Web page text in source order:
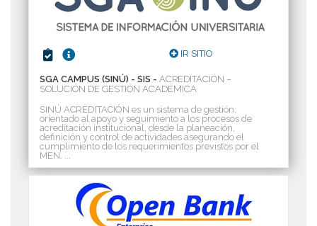
IR SITIO
SGA CAMPUS (SINÚ) - SIS - ACREDITACIÓN –
SOLUCIÓN DE GESTIÓN ACADÉMICA
SINÚ ACREDITACIÓN es un sistema de gestión,
orientado al apoyo y seguimiento a los procesos de
acreditación institucional, desde la planeación,
definición y control de actividades asegurando el
cumplimiento de los requerimientos previstos por el
MEN. ...